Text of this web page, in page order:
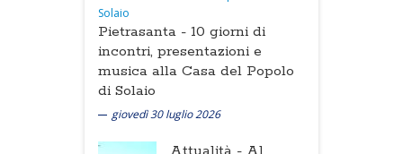
Pietrasanta - 10 giorni di
incontri, presentazioni e
musica alla Casa del Popolo
di Solaio
giovedì 30 luglio 2026